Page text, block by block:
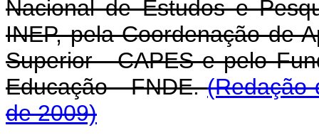
Nacional de Estudos e
INEP, pela Coordenação de
Superior - CAPES e pelo
Educação - FNDE.(Redação
de 2009)